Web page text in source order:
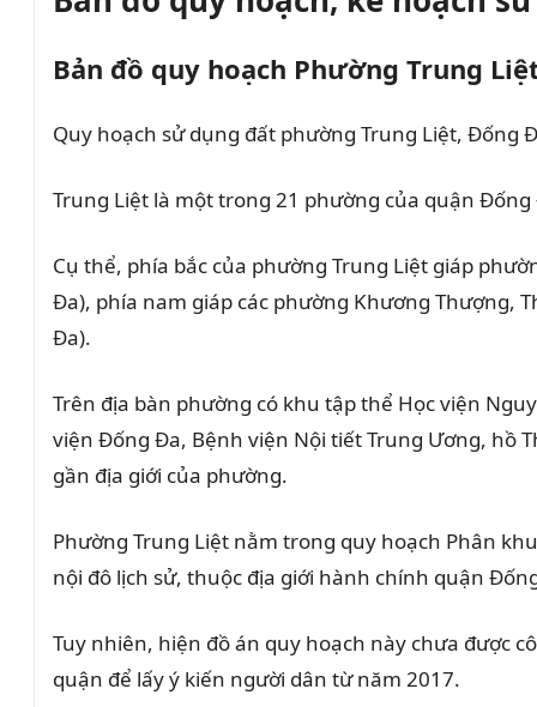
Bản đồ quy hoạch Phường Trung
Quy hoạch sử dụng đất phường Trung Liệt, Đống
Trung Liệt là một trong 21 phường của quận
Cụ thể, phía bắc của phường Trung Liệt giáp
Đa), phía nam giáp các phường Khương Thượng,
Đa).
Trên địa bàn phường có khu tập thể Học viện
viện Đống Đa, Bệnh viện Nội tiết Trung Ương, hồ
gần địa giới của phường.
Phường Trung Liệt nằm trong quy hoạch Phân
nội đô lịch sử, thuộc địa giới hành chính quận
Tuy nhiên, hiện đồ án quy hoạch này chưa được
quận để lấy ý kiến người dân từ năm 2017.